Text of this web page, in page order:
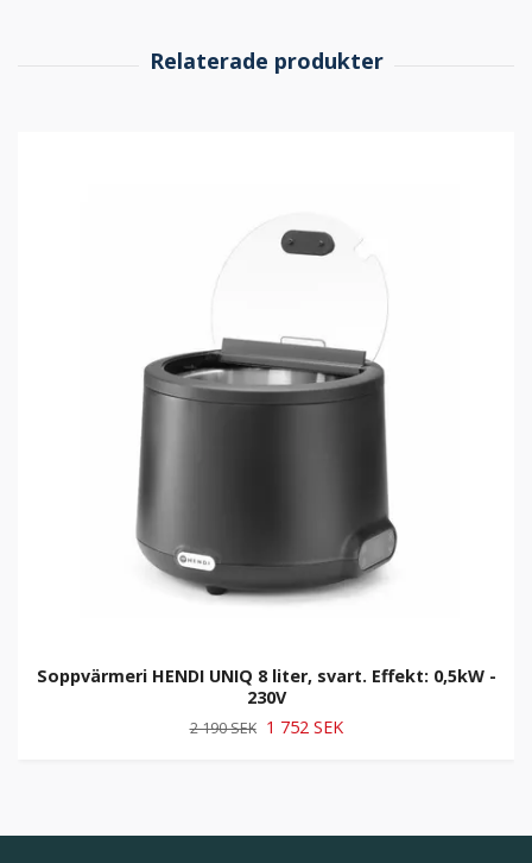
Soppvärmeri HENDI UNIQ 8 liter, svart. Effekt: 0,5kW -
230V
2 190 SEK 1 752 SEK